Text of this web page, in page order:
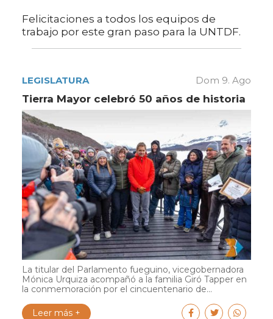
Felicitaciones a todos los equipos de
trabajo por este gran paso para la UNTDF.
LEGISLATURA Dom 9. Ago
Tierra Mayor celebró 50 años de historia
La titular del Parlamento fueguino, vicegobernadora
Mónica Urquiza acompañó a la familia Giró Tapper en
la conmemoración por el cincuentenario de...
Leer más +